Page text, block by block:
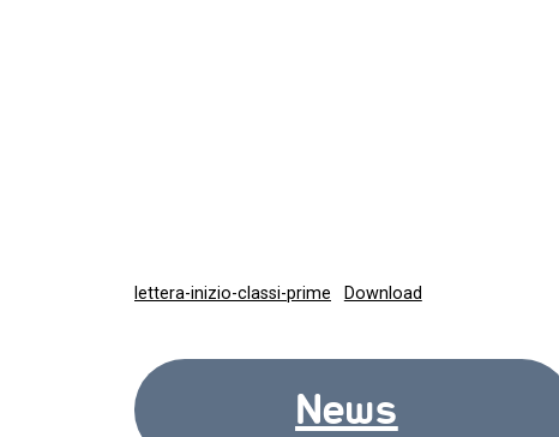
lettera-inizio-classi-prime Download
News